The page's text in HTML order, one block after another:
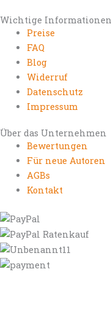
Wichtige Informationen
Preise
FAQ
Blog
Widerruf
Datenschutz
Impressum
Über das Unternehmen
Bewertungen
Für neue Autoren
AGBs
Kontakt